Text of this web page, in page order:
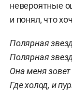
невероятные
и понял, что
Полярная
Полярная
Она меня
Где холод, и